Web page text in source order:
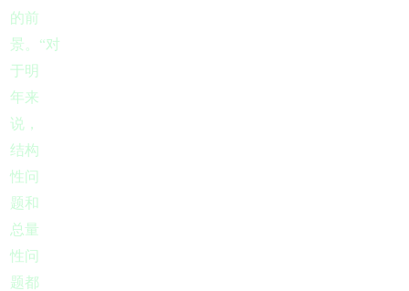
的前
景。“对
于明
年来
说，
结构
性问
题和
总量
性问
题都